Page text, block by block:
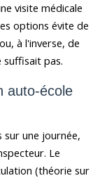
visite médicale
options évite de
à l'inverse, de
pas.
auto-école
une journée,
Le
(théorie sur